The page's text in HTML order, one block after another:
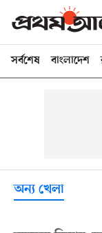
সর্বশেষ বাংলাদেশ
অন্য খেলা